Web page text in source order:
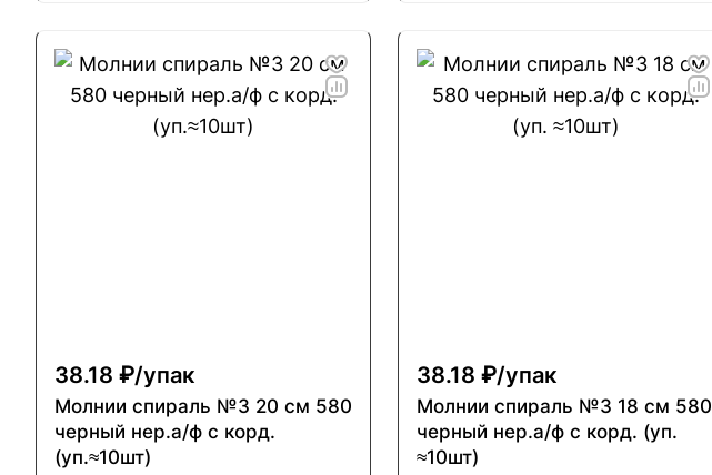
38.18 ₽/упак
Молнии спираль №3 20 см 580
черный нер.а/ф с корд.
(уп.≈10шт)
38.18 ₽/упак
Молнии спираль №3 18 см 580
черный нер.а/ф с корд. (уп.
≈10шт)